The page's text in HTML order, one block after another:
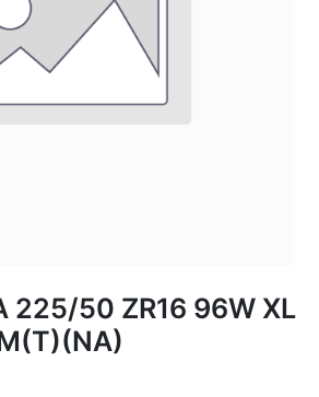
225/50 ZR16 96W XL